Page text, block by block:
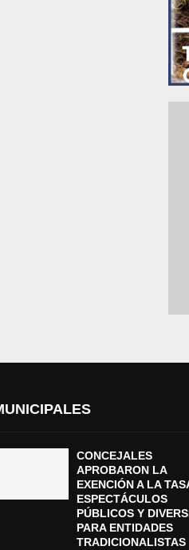
CONCEJALES
APROBARON LA
EXENCIÓN A LA
ESPECTÁCULOS
PÚBLICOS Y
PARA ENTIDADES
TRADICIONALISTAS